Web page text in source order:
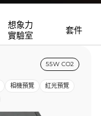
想象力
實驗室
套件
55W CO2
相機預覽
紅光預覽